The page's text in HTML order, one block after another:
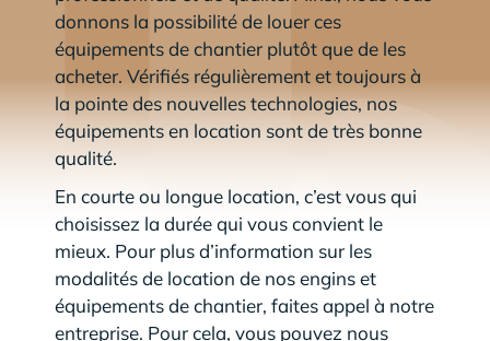
donnons la possibilité de louer ces
équipements de chantier plutôt que de les
acheter. Vérifiés régulièrement et toujours à
la pointe des nouvelles technologies, nos
équipements en location sont de très bonne
qualité.
En courte ou longue location, c’est vous qui
choisissez la durée qui vous convient le
mieux. Pour plus d’information sur les
modalités de location de nos engins et
équipements de chantier, faites appel à notre
entreprise. Pour cela, vous pouvez nous